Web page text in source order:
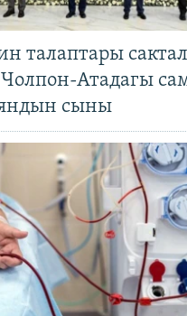
талаптары
Атадагы
сыны